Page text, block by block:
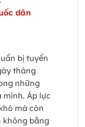
dân
bị tuyển
tháng
những
Áp lực
mà còn
không bằng